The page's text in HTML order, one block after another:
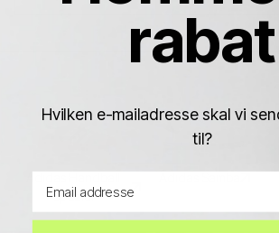
Spezial
rabat
Hvilken e-mailadresse skal vi
til?